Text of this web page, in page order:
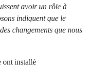
avoir un rôle à
indiquent que le
changements que nous
ont installé